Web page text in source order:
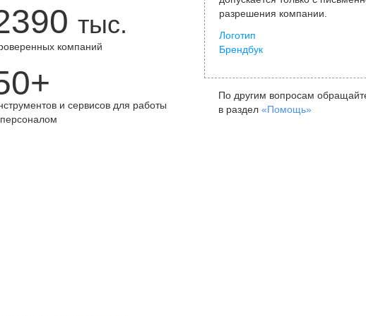
тыс.
компаний
и сервисов для работы
разрешения компании.
Логотип
Брендбук
По другим вопросам
в раздел «Помощь»